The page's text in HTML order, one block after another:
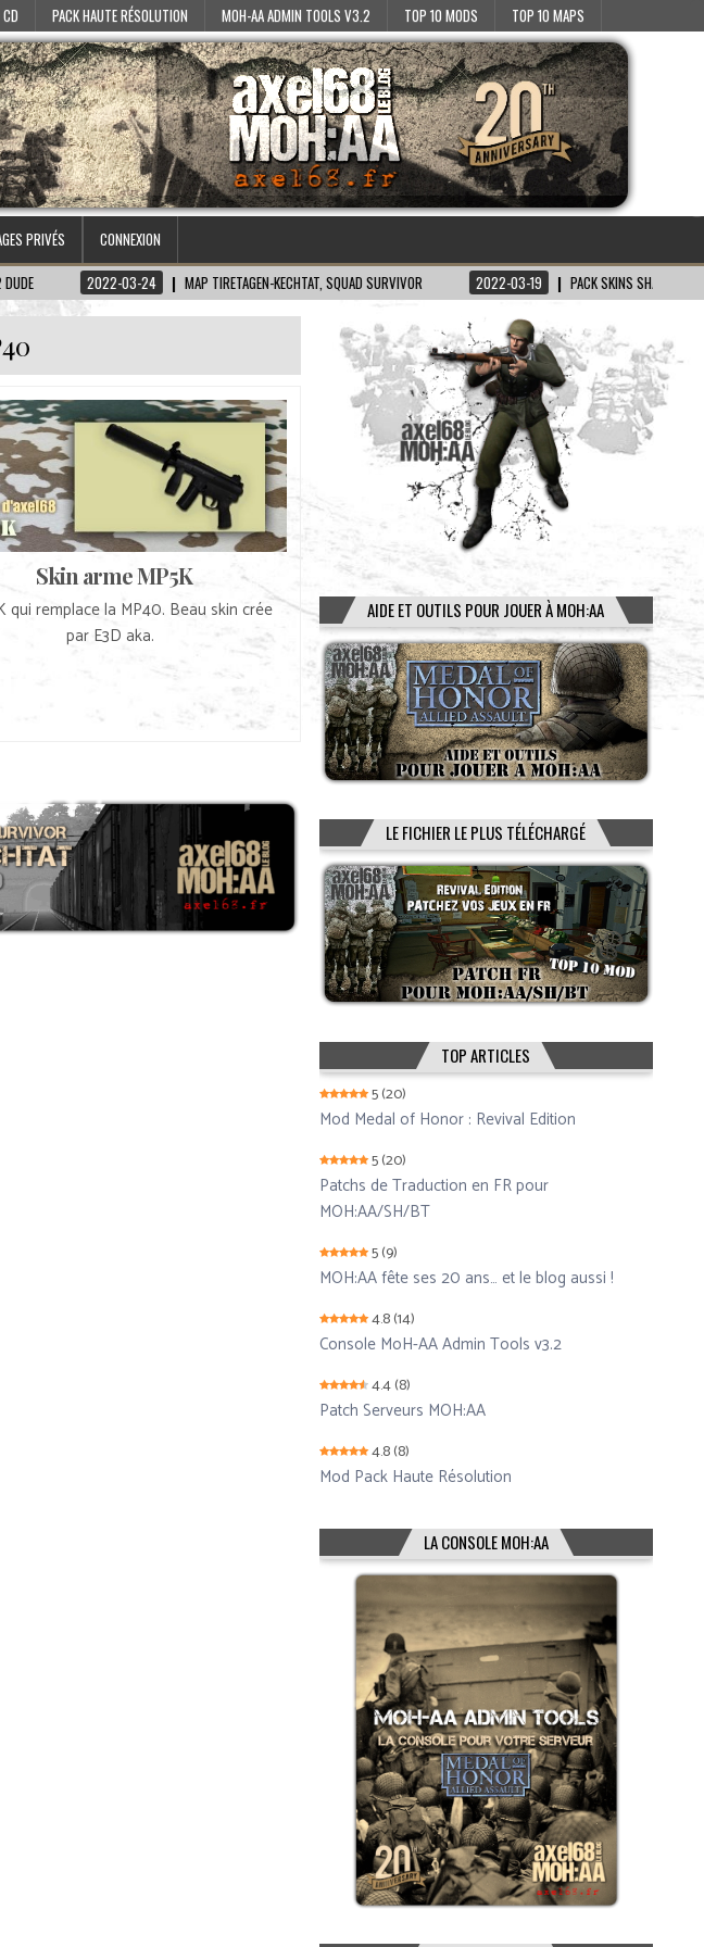
PACK HAUTE RÉSOLUTION MOH-AA ADMIN TOOLS V3.2 TOP 10 MODS TOP 10 MAPS
PRIVÉS
CONNEXION
2022-03-24 MAP TIRETAGEN-KECHTAT, SQUAD SURVIVOR 2022-03-19 PACK SKINS SH/BT POUR MOH:AA
Skin arme MP5K
qui remplace la MP40. Beau skin crée
par E3D aka.
AIDE ET OUTILS POUR JOUER À MOH:AA
LE FICHIER LE PLUS TÉLÉCHARGÉ
TOP ARTICLES
5(20)
Mod Medal of Honor : Revival Edition
5(20)
Patchs de Traduction en FR pour
MOH:AA/SH/BT
5(9)
MOH:AA fête ses 20 ans… et le blog aussi !
4.8(14)
Console MoH-AA Admin Tools v3.2
4.4(8)
Patch Serveurs MOH:AA
4.8(8)
Mod Pack Haute Résolution
LA CONSOLE MOH:AA